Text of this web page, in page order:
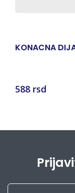
KONACNA
588 rsd